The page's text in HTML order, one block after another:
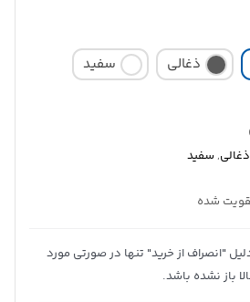
ذغالی سفید
ذغالی, سفید
شده
سطوح
"انصراف از خرید" تنها در صورتی مورد
باز نشده باشد.